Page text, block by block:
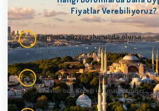
Fiyatlar Verebiliyoruz?
1 Taşınma güzergahımızda olursa
Aktif nakliye rotasındaki taşımaların
2 Araçta birden çok eşya taşınırsa
Masraflar bölüneceği için maliyet düşer